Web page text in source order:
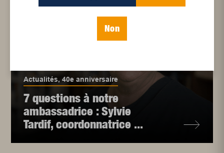
Actualités,40e anniversaire
7 questions à notre
ambassadrice : Sylvie
Tardif, coordonnatrice ...
Non